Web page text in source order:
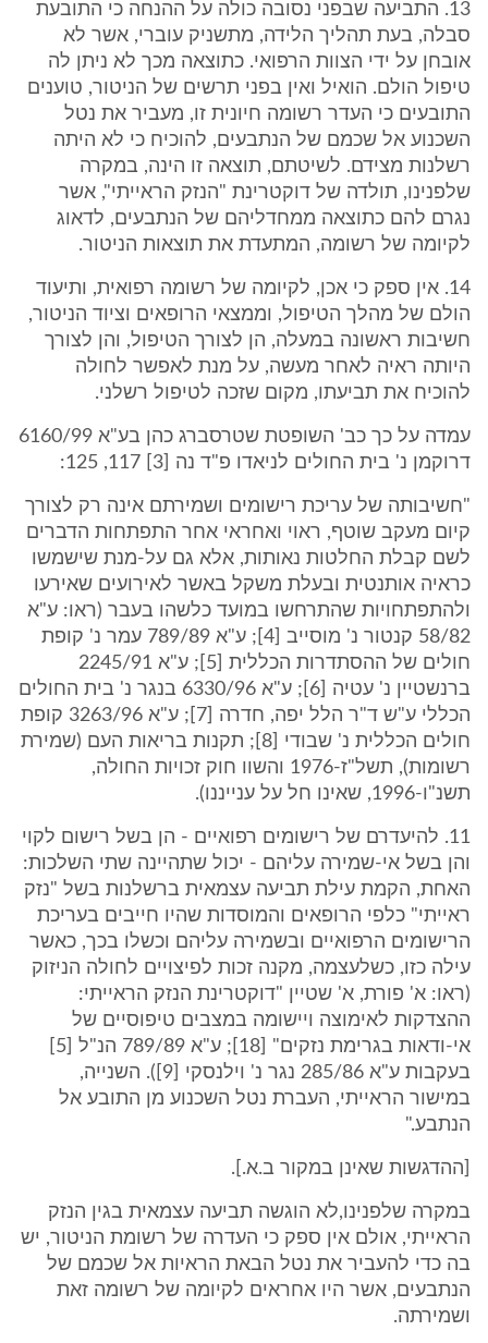
13. התביעה שבפני נסובה כולה על ההנחה כי התובעת
סבלה, בעת תהליך הלידה, מתשניק עוברי, אשר לא
אובחן על ידי הצוות הרפואי. כתוצאה מכך לא ניתן לה
טיפול הולם. הואיל ואין בפני תרשים של הניטור, טוענים
התובעים כי העדר רשומה חיונית זו, מעביר את נטל
השכנוע אל שכמם של הנתבעים, להוכיח כי לא היתה
רשלנות מצידם. לשיטתם, תוצאה זו הינה, במקרה
שלפנינו, תולדה של דוקטרינת "הנזק הראייתי", אשר
נגרם להם כתוצאה ממחדליהם של הנתבעים, לדאוג
לקיומה של רשומה, המתעדת את תוצאות הניטור.
14. אין ספק כי אכן, לקיומה של רשומה רפואית, ותיעוד
הולם של מהלך הטיפול, וממצאי הרופאים וציוד הניטור,
חשיבות ראשונה במעלה, הן לצורך הטיפול, והן לצורך
היותה ראיה לאחר מעשה, על מנת לאפשר לחולה
להוכיח את תביעתו, מקום שזכה לטיפול רשלני.
עמדה על כך כב' השופטת שטרסברג כהן בע"א 6160/99
דרוקמן נ' בית החולים לניאדו פ"ד נה [3] 117, 125:
"חשיבותה של עריכת רישומים ושמירתם אינה רק לצורך
קיום מעקב שוטף, ראוי ואחראי אחר התפתחות הדברים
לשם קבלת החלטות נאותות, אלא גם על-מנת שישמשו
כראיה אותנטית ובעלת משקל באשר לאירועים שאירעו
ולהתפתחויות שהתרחשו במועד כלשהו בעבר (ראו: ע"א
58/82 קנטור נ' מוסייב [4]; ע"א 789/89 עמר נ' קופת
חולים של ההסתדרות הכללית [5]; ע"א 2245/91
ברנשטיין נ' עטיה [6]; ע"א 6330/96 בנגר נ' בית החולים
הכללי ע"ש ד"ר הלל יפה, חדרה [7]; ע"א 3263/96 קופת
חולים הכללית נ' שבודי [8]; תקנות בריאות העם (שמירת
רשומות), תשל"ז-1976 והשוו חוק זכויות החולה,
תשנ"ו-1996, שאינו חל על ענייננו).
11. להיעדרם של רישומים רפואיים - הן בשל רישום לקוי
והן בשל אי-שמירה עליהם - יכול שתהיינה שתי השלכות:
האחת, הקמת עילת תביעה עצמאית ברשלנות בשל "נזק
ראייתי" כלפי הרופאים והמוסדות שהיו חייבים בעריכת
הרישומים הרפואיים ובשמירה עליהם וכשלו בכך, כאשר
עילה כזו, כשלעצמה, מקנה זכות לפיצויים לחולה הניזוק
(ראו: א' פורת, א' שטיין "דוקטרינת הנזק הראייתי:
ההצדקות לאימוצה ויישומה במצבים טיפוסיים של
בעקבות ע"א 285/86 נגר נ' וילנסקי [9]). השנייה,
במישור הראייתי, העברת נטל השכנוע מן התובע אל
הנתבע."
[ההדגשות שאינן במקור ב.א.].
במקרה שלפנינו,לא הוגשה תביעה עצמאית בגין הנזק
הראייתי, אולם אין ספק כי העדרה של רשומת הניטור, יש
בה כדי להעביר את נטל הבאת הראיות אל שכמם של
הנתבעים, אשר היו אחראים לקיומה של רשומה זאת
ושמירתה.